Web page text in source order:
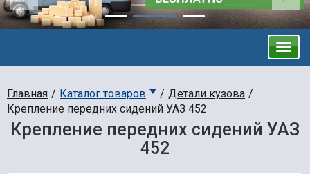
Главная Каталог товаров
Детали кузова
Крепление передних сидений УАЗ 452
Крепление передних сидений УАЗ
452